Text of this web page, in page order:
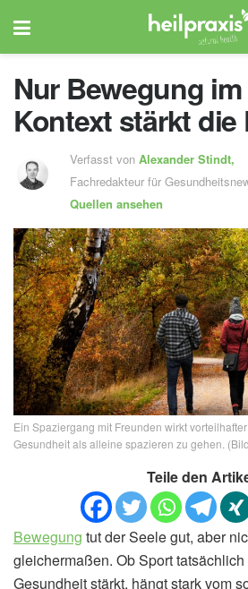
Nur Bewegung
Kontext stärkt die
Verfasst vonAlexander Stindt,
Fachredakteur für
Quellen ansehen
Ein Spaziergang mit Freunden wirkt
Gesundheit als alleine spazieren zu gehen.
Teile den
Bewegung tut der Seele gut, aber
gleichermaßen. Ob Sport
Gesundheit stärkt, hängt stark vom